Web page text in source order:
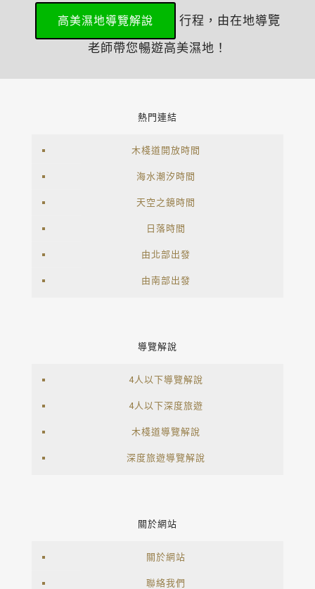
高美濕地導覽解說
行程，由在地導覽
老師帶您暢遊高美濕地！
熱門連結
木棧道開放時間
海水潮汐時間
天空之鏡時間
日落時間
由北部出發
由南部出發
導覽解說
4人以下導覽解說
4人以下深度旅遊
木棧道導覽解說
深度旅遊導覽解說
關於網站
關於網站
聯絡我們